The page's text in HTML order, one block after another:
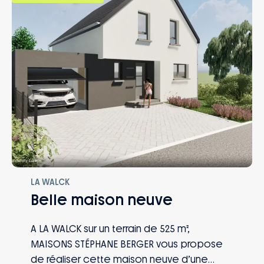
LA WALCK
Belle maison neuve
A LA WALCK sur un terrain de 525 m²,
MAISONS STÉPHANE BERGER vous propose
de réaliser cette maison neuve d’une